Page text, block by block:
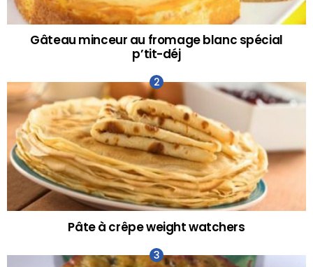
Gâteau minceur au fromage blanc spécial
p’tit-déj
Pâte à crêpe weight watchers